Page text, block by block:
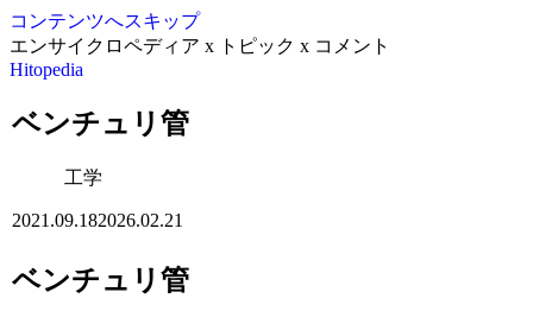
コンテンツへスキップ
エンサイクロペディア x トピック x コメント
Hitopedia
ベンチュリ管
工学
2021.09.182026.02.21
ベンチュリ管